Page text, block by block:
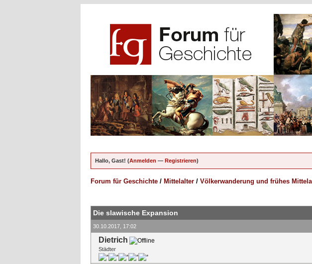
Hallo, Gast! (Anmelden — Registrieren)
Forum für Geschichte / Mittelalter / Völkerwanderung und frühes
Die slawische Expansion
30.10.2017, 17:02
Dietrich
Städter